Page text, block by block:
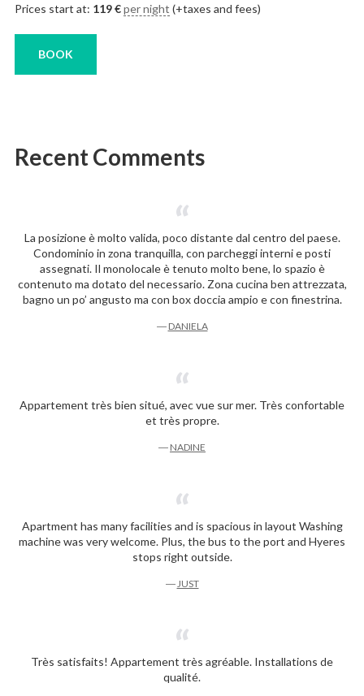
Prices start at: 119€ per night (+taxes and fees)
BOOK
Recent Comments
La posizione è molto valida, poco distante dal centro del paese.
Condominio in zona tranquilla, con parcheggi interni e posti
assegnati. Il monolocale è tenuto molto bene, lo spazio è
contenuto ma dotato del necessario. Zona cucina ben attrezzata,
bagno un po’ angusto ma con box doccia ampio e con finestrina.
― DANIELA
Appartement très bien situé, avec vue sur mer. Très confortable
et très propre.
― NADINE
Apartment has many facilities and is spacious in layout Washing
machine was very welcome. Plus, the bus to the port and Hyeres
stops right outside.
― JUST
Très satisfaits! Appartement très agréable. Installations de
qualité.